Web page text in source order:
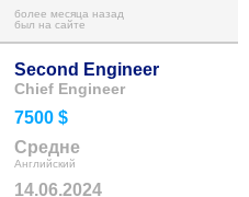
более месяца назад
был на сайте
Second Engineer
Chief Engineer
7500 $
Средне
Английский
14.06.2024